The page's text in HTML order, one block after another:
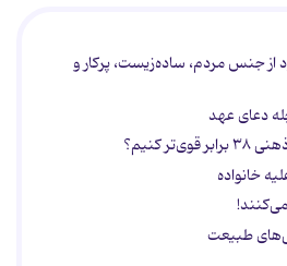
از جنس مردم، ساده‌زیست، پرکار و
دعای عهد
کنیم؟
می‌کنند!
طبیعت